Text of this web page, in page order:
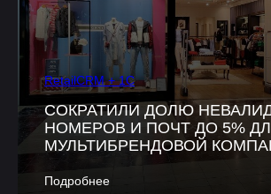
RetailCRM + 1C
СОКРАТИЛИ ДОЛЮ
НОМЕРОВ И ПОЧТ ДО 5%
МУЛЬТИБРЕНДОВОЙ
Подробнее